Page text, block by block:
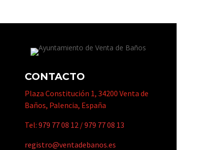
CONTACTO
Plaza Constitución 1, 34200 Venta de
Baños, Palencia, España
Tel: 979 77 08 12 /979 77 08 13
registro@ventadebanos.es